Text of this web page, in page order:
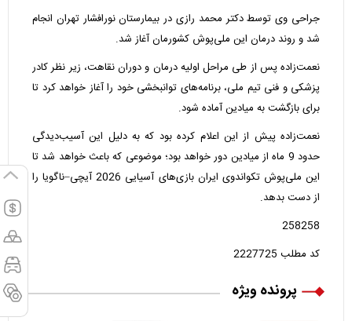
جراحی وی توسط دکتر محمد رازی در بیمارستان نورافشار تهران انجام
شد و روند درمان این ملی‌پوش کشورمان آغاز شد.
نعمت‌زاده پس از طی مراحل اولیه درمان و دوران نقاهت، زیر نظر کادر
پزشکی و فنی تیم ملی، برنامه‌های توانبخشی خود را آغاز خواهد کرد تا
برای بازگشت به میادین آماده شود.
نعمت‌زاده پیش از این اعلام کرده بود که به دلیل این آسیب‌دیدگی
حدود 9 ماه از میادین دور خواهد بود؛ موضوعی که باعث خواهد شد تا
این ملی‌پوش تکواندوی ایران بازی‌های آسیایی 2026 آیچی–ناگویا را
از دست بدهد.
258258
کد مطلب 2227725
پرونده ویژه